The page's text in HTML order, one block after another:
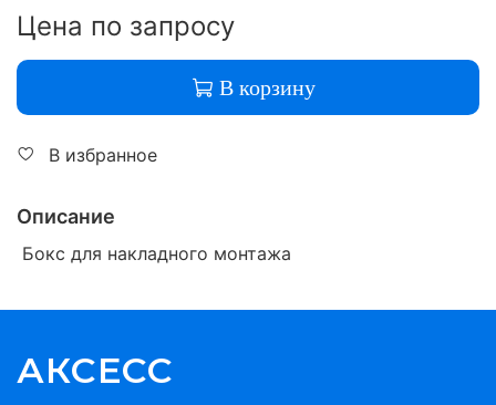
Цена по запросу
В корзину
В избранное
Описание
Бокс для накладного монтажа
АКСЕСС